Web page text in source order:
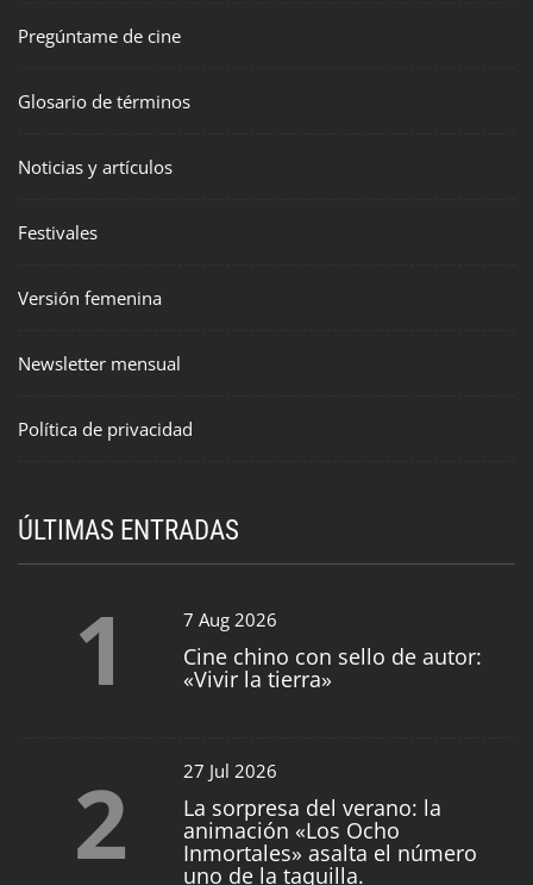
Pregúntame de cine
Glosario de términos
Noticias y artículos
Festivales
Versión femenina
Newsletter mensual
Política de privacidad
ÚLTIMAS ENTRADAS
1 7 Aug 2026
Cine chino con sello de autor:
«Vivir la tierra»
2 27 Jul 2026
La sorpresa del verano: la
animación «Los Ocho
Inmortales» asalta el número
uno de la taquilla.